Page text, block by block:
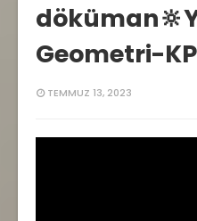
Geometri-
TEMMUZ 13, 2023